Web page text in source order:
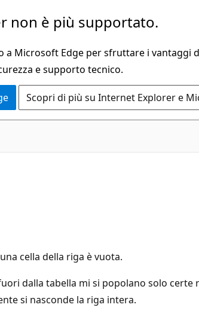
non è più supportato.
a Microsoft Edge per sfruttare i vantaggi
e supporto tecnico.
Scopri di più su Internet Explorer e
cella della riga è vuota.
dalla tabella mi si popolano solo
si nasconde la riga intera.